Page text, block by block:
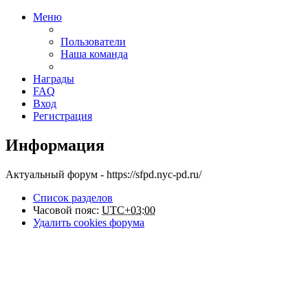
Меню
Пользователи
Наша команда
Награды
FAQ
Вход
Регистрация
Информация
Актуальный форум - https://sfpd.nyc-pd.ru/
Список разделов
Часовой пояс: UTC+03:00
Удалить cookies форума